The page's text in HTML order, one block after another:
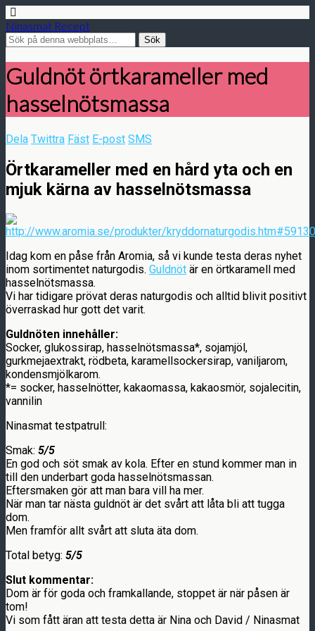
Ninasmat Recept
Guldnöt örtkarameller med
hasselnötsmassa
Dela Twittra Fäst E-post SMS
Örtkarameller med en hård yta och en
mjuk kärna av hasselnötsmassa
Idag kom en påse från Aromia, så vi kunde testa deras nyhet
inom sortimentet naturgodis. Guldnöt är en örtkaramell med
hasselnötsmassa.
Vi har tidigare prövat deras naturgodis och alltid blivit positivt
överraskad hur gott det varit.
Guldnöten innehåller:
Socker, glukossirap, hasselnötsmassa*, sojamjöl,
gurkmejaextrakt, rödbeta, karamellsockersirap, vaniljarom,
kondensmjölkarom.
*= socker, hasselnötter, kakaomassa, kakaosmör, sojalecitin,
vannilin
Ninasmat testpatrull:
Smak: 5/5
En god och söt smak av kola. Efter en stund kommer man in
till den underbart goda hasselnötsmassan.
Eftersmaken gör att man bara vill ha mer.
När man tar nästa guldnöt är det svårt att låta bli att tugga
dom.
Men framför allt svårt att sluta äta dom.
Total betyg: 5/5
Slut kommentar:
Dom är för goda och framkallande, stoppet är när påsen är
tom!
Vi som fått äran att testa detta är Nina och David / Ninasmat